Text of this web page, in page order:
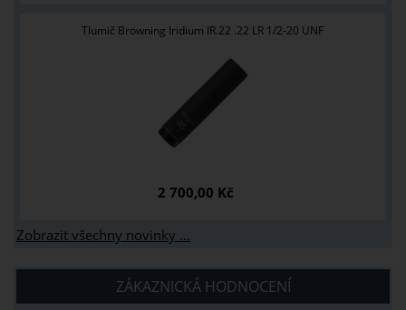
Tlumič Browning Iridium IR.22 .22 LR 1/2-20 UNF
2 700,00 Kč
Zobrazit všechny novinky ...
ZÁKAZNICKÁ HODNOCENÍ